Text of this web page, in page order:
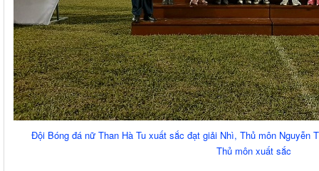
Đội Bóng đá nữ Than Hà Tu xuất sắc đạt giải Nhì, Thủ môn Nguyễn
Thủ môn xuất sắc